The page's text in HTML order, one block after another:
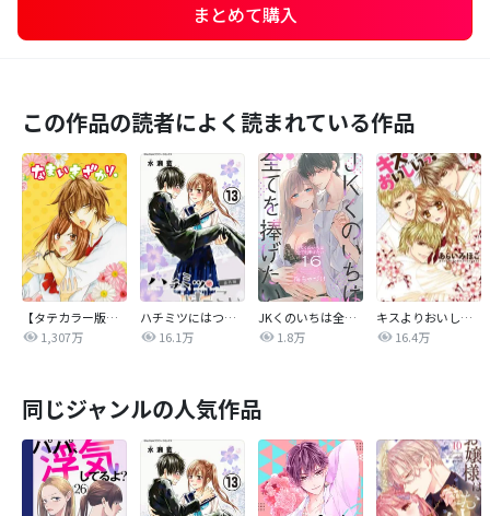
まとめて購入
この作品の読者によく読まれている作品
【タテカラー版】なまいきざかり。
1,307万
ハチミツにはつこい
16.1万
JKくのいちは全てを捧げたい
1.8万
キスよりおいしいっ！
16.4万
同じジャンルの人気作品